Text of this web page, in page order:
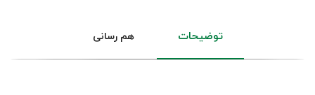
توضیحات هم رسانی